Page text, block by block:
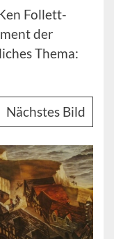
Follett-
der
Thema:
Nächstes Bild